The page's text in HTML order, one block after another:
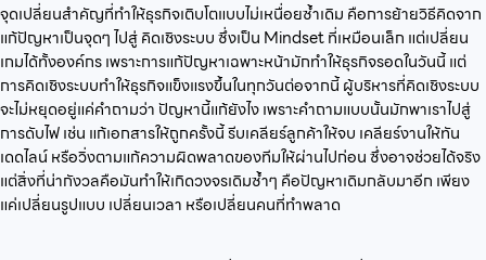
จุดเปลี่ยนสำคัญที่ทำให้ธุรกิจเติบโตแบบไม่เหนื่อยซ้ำเดิม คือการย้ายวิธีคิดจาก
แก้ปัญหาเป็นจุดๆ ไปสู่ คิดเชิงระบบ ซึ่งเป็น Mindset ที่เหมือนเล็ก แต่เปลี่ยน
เกมได้ทั้งองค์กร เพราะการแก้ปัญหาเฉพาะหน้ามักทำให้ธุรกิจรอดในวันนี้ แต่
การคิดเชิงระบบทำให้ธุรกิจแข็งแรงขึ้นในทุกวันต่อจากนี้ ผู้บริหารที่คิดเชิงระบบ
จะไม่หยุดอยู่แค่คำถามว่า ปัญหานี้แก้ยังไง เพราะคำถามแบบนั้นมักพาเราไปสู่
การดับไฟ เช่น แก้เอกสารให้ถูกครั้งนี้ รีบเคลียร์ลูกค้าให้จบ เคลียร์งานให้ทัน
เดดไลน์ หรือวิ่งตามแก้ความผิดพลาดของทีมให้ผ่านไปก่อน ซึ่งอาจช่วยได้จริง
แต่สิ่งที่น่ากังวลคือมันทำให้เกิดวงจรเดิมซ้ำๆ คือปัญหาเดิมกลับมาอีก เพียง
แค่เปลี่ยนรูปแบบ เปลี่ยนเวลา หรือเปลี่ยนคนที่ทำพลาด